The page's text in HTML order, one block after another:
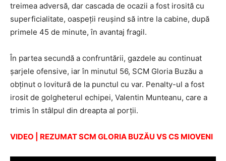
treimea adversă, dar cascada de ocazii a fost irosită cu
superficialitate, oaspeţii reuşind să intre la cabine, după
primele 45 de minute, în avantaj fragil.
În partea secundă a confruntării, gazdele au continuat
şarjele ofensive, iar în minutul 56, SCM Gloria Buzău a
obţinut o lovitură de la punctul cu var. Penalty-ul a fost
irosit de golgheterul echipei, Valentin Munteanu, care a
trimis în stâlpul din dreapta al porţii.
VIDEO | REZUMAT SCM GLORIA BUZĂU VS CS MIOVENI